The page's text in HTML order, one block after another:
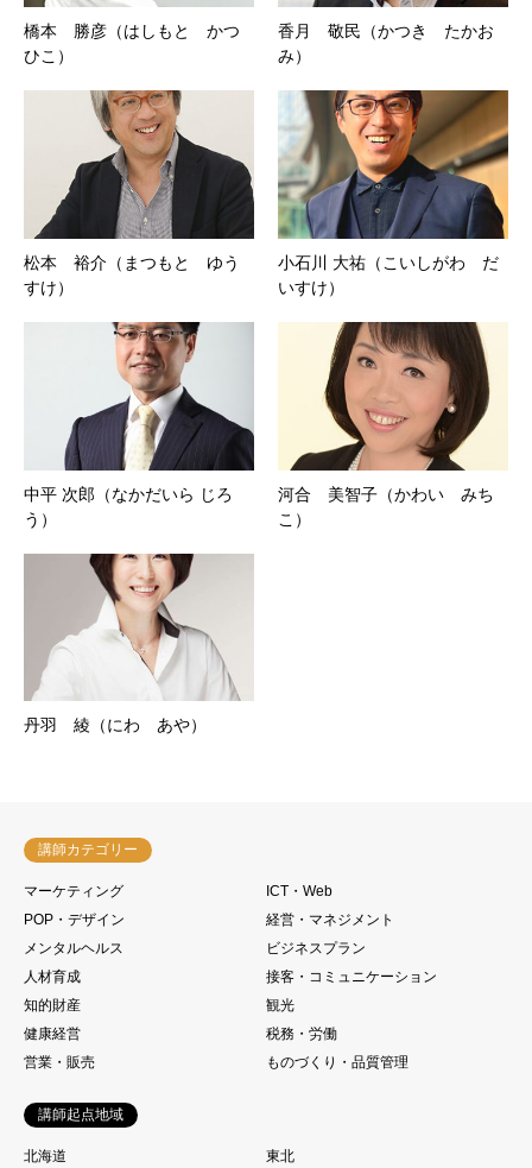
橋本 勝彦（はしもと かつ
ひこ）
香月 敬民（かつき たかお
み）
松本 裕介（まつもと ゆう
すけ）
小石川 大祐（こいしがわ だ
いすけ）
中平 次郎（なかだいら じろ
う）
河合 美智子（かわい みち
こ）
丹羽 綾（にわ あや）
講師カテゴリー
マーケティング
ICT・Web
POP・デザイン
経営・マネジメント
メンタルヘルス
ビジネスプラン
人材育成
接客・コミュニケーション
知的財産
観光
健康経営
税務・労働
営業・販売
ものづくり・品質管理
講師起点地域
北海道 東北